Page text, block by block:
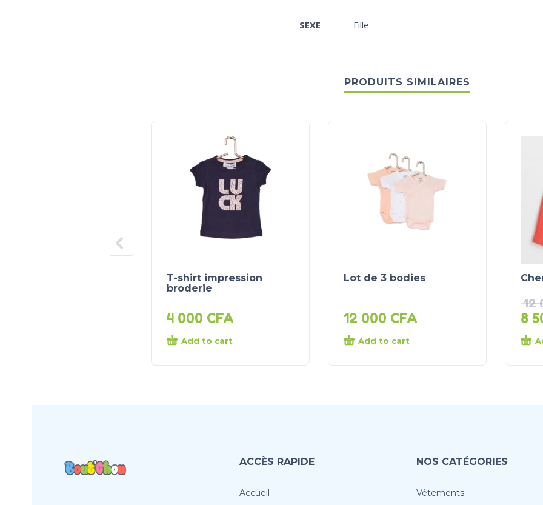
SEXE Fille
PRODUITS SIMILAIRES
T-shirt impression
broderie
4 000 CFA
Add to cart
Lot de 3 bodies
12 000 CFA
Add to cart
12
8
ACCÈS RAPIDE
Accueil
NOS CATÉGORIES
Vêtements